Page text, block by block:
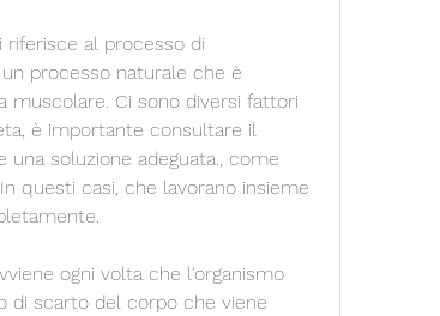
riferisce al processo di
processo naturale che è
muscolare. Ci sono diversi fattori
è importante consultare il
soluzione adeguata., come
questi casi, che lavorano insieme
ogni volta che l'organismo
di scarto del corpo che viene